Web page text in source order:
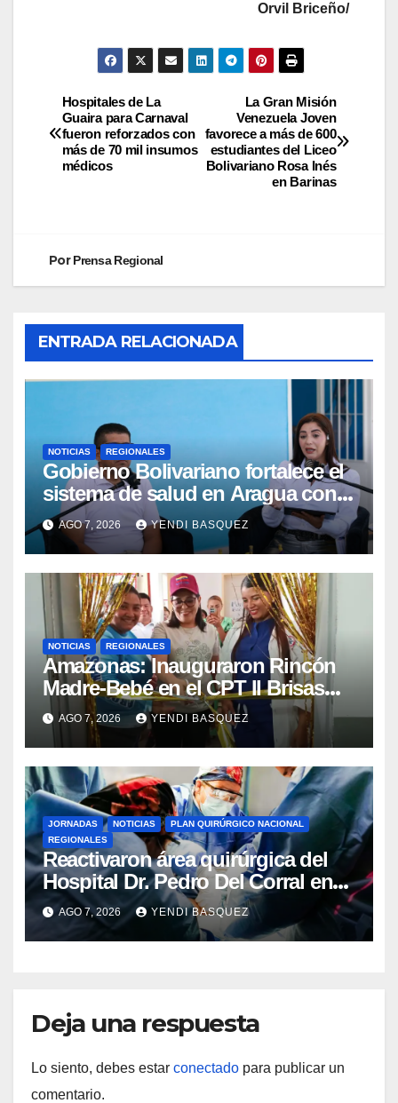
Orvil Briceño/
La Gran Misión
Venezuela Joven
favorece a más de 600
estudiantes del Liceo
Bolivariano Rosa Inés
en Barinas
Hospitales de La
Guaira para Carnaval
fueron reforzados con
más de 70 mil insumos
médicos
PorPrensa Regional
ENTRADA RELACIONADA
NOTICIAS REGIONALES
Gobierno Bolivariano fortalece el
sistema de salud en Aragua con
la reinauguración del CDI La Mora
AGO 7, 2026 YENDI BASQUEZ
NOTICIAS REGIONALES
​Amazonas: Inauguraron Rincón
Madre-Bebé en el CPT II Brisas
del Aeropuerto ​Inauguraron
Rincón
AGO 7, 2026 YENDI BASQUEZ
JORNADAS NOTICIAS
PLAN QUIRÚRGICO NACIONAL
REGIONALES
Reactivaron área quirúrgica del
Hospital Dr. Pedro Del Corral en
Guárico
AGO 7, 2026 YENDI BASQUEZ
Deja una respuesta
Lo siento, debes estar conectado para publicar un
comentario.